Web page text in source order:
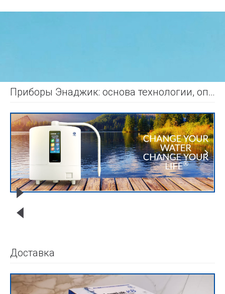
Приборы Энаджик: основа технологии, описание работы
Доставка